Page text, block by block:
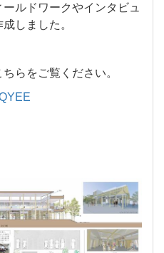
ルドワークやインタビュ
しました。
らをご覧ください。